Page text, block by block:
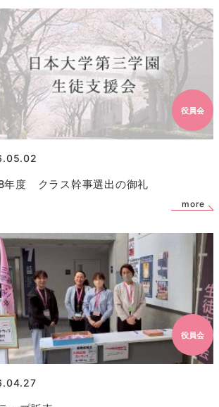
役員会
年度 クラス幹事選出の御礼
more
役員会